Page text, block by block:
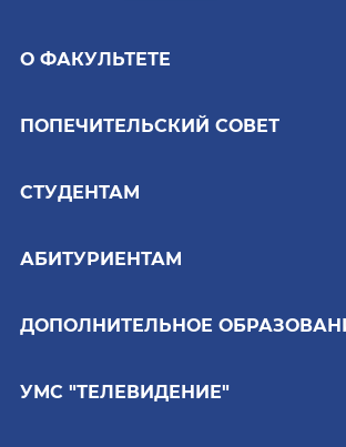
О ФАКУЛЬТЕТЕ
ПОПЕЧИТЕЛЬСКИЙ СОВЕТ
СТУДЕНТАМ
АБИТУРИЕНТАМ
ДОПОЛНИТЕЛЬНОЕ
УМС "ТЕЛЕВИДЕНИЕ"